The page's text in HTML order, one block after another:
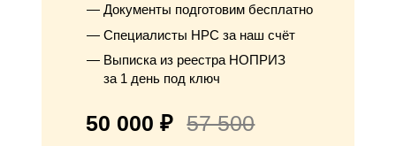
Документы подготовим бесплатно
Специалисты НРС за наш счёт
Выписка из реестра НОПРИЗ
за 1 день под ключ
50 000 ₽ 57 500